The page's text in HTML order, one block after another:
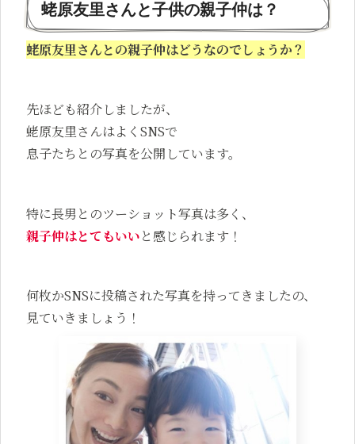
蛯原友里さんと子供の親子仲は？
蛯原友里さんとの親子仲はどうなのでしょうか？
先ほども紹介しましたが、
蛯原友里さんはよくSNSで
息子たちとの写真を公開しています。
特に長男とのツーショット写真は多く、
親子仲はとてもいいと感じられます！
何枚かSNSに投稿された写真を持ってきましたの、
見ていきましょう！